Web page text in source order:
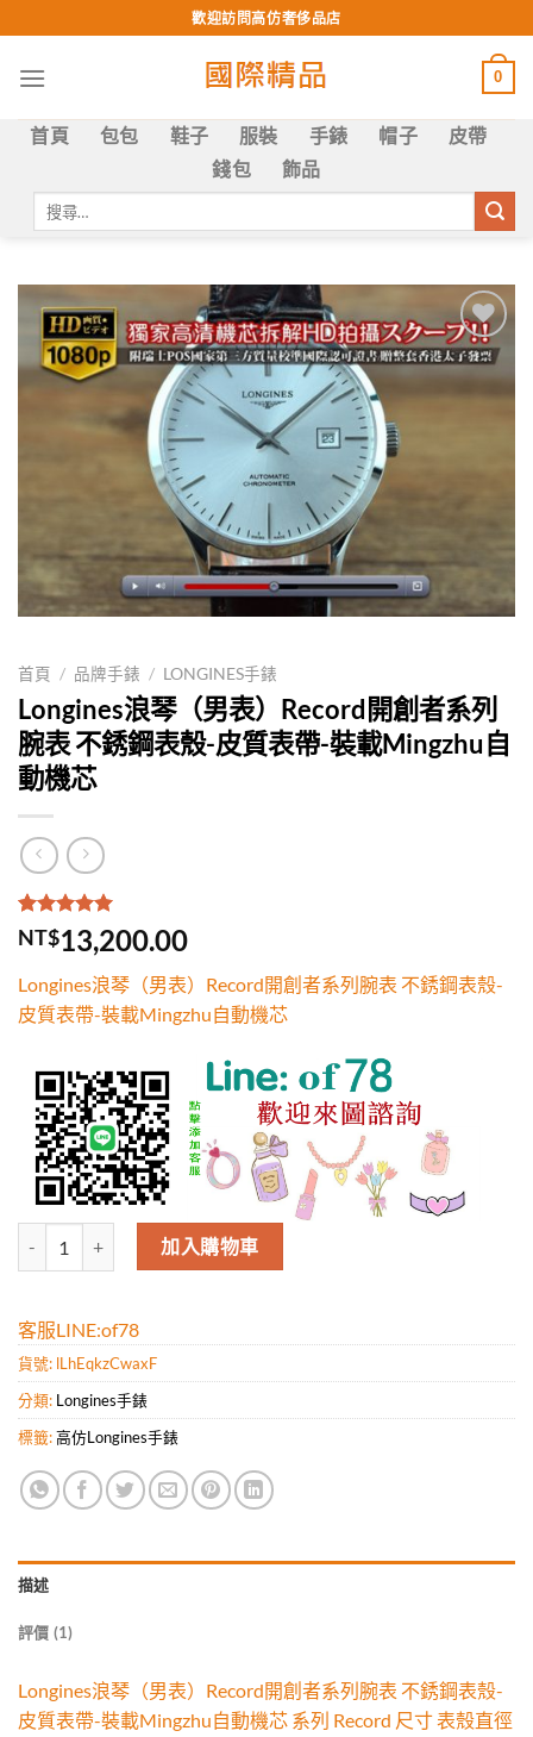
to
content
歡迎訪問高仿奢侈品店
0
首頁 包包 鞋子 服裝 手錶 帽子
皮帶
錢包
飾品
Add to
wishlist
首頁 / 品牌手錶 / LONGINES手錶
Longines浪琴（男表）Record開創者系列
腕表 不銹鋼表殼-皮質表帶-裝載Mingzhu自
動機芯
評分5.00 /
5，已有
1
位
分
NT$13,200.00
Longines浪琴（男表）Record開創者系列腕表 不銹鋼表殼-
皮質表帶-裝載Mingzhu自動機芯
Longines浪琴（男表）Record開創者系列腕表 不銹鋼表殼-皮質表帶-
加入購物車
客服LINE:of78
貨號: lLhEqkzCwaxF
分類: Longines手錶
標籤:高仿Longines手錶
描述
評價 (1)
Longines浪琴（男表）Record開創者系列腕表 不銹鋼表殼-
皮質表帶-裝載Mingzhu自動機芯 系列 Record 尺寸 表殼直徑